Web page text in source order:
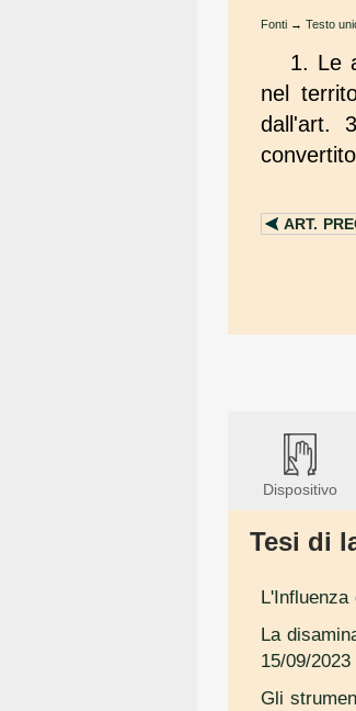
Fonti → Testo
1. Le
nel
dall'art.
ART.
Dispositivo
Tesi di
L'Influenza
La
15/09/2023
Gli